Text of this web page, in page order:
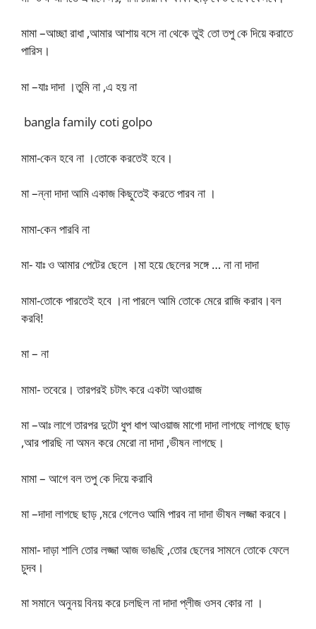
মামা –আচ্ছা রাধা ,আমার আশায় বসে না থেকে তুই তো তপু কে দিয়ে করাতে
পারিস।
মা –যাঃ দাদা ।তুমি না ,এ হয় না
bangla family coti golpo
মামা-কেন হবে না ।তোকে করতেই হবে।
মা –ন্না দাদা আমি একাজ কিছুতেই করতে পারব না ।
মামা-কেন পারবি না
মা- যাঃ ও আমার পেটের ছেলে ।মা হয়ে ছেলের সঙ্গে … না না দাদা
মামা-তোকে পারতেই হবে ।না পারলে আমি তোকে মেরে রাজি করাব।বল
করবি!
মা – না
মামা- তবেরে। তারপরই চটাৎ করে একটা আওয়াজ
মা –আঃ লাগে তারপর দুটো ধুপ ধাপ আওয়াজ মাগো দাদা লাগছে লাগছে ছাড়
,আর পারছি না অমন করে মেরো না দাদা ,ভীষন লাগছে।
মামা – আগে বল তপু কে দিয়ে করাবি
মা –দাদা লাগছে ছাড় ,মরে গেলেও আমি পারব না দাদা ভীষন লজ্জা করবে।
মামা- দাড়া শালি তোর লজ্জা আজ ভাঙছি ,তোর ছেলের সামনে তোকে ফেলে
চুদব।
মা সমানে অনুনয় বিনয় করে চলছিল না দাদা প্লীজ ওসব কোর না ।